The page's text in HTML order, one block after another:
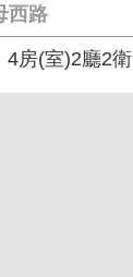
西路
4房(室)2廳2衛